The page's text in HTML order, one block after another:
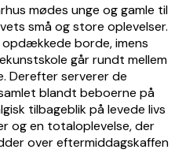
mødes unge og gamle til
små og store oplevelser.
borde, imens
går rundt mellem
Derefter serverer de
blandt beboerne på
tilbageblik på levede livs
og en totaloplevelse, der
over eftermiddagskaffen